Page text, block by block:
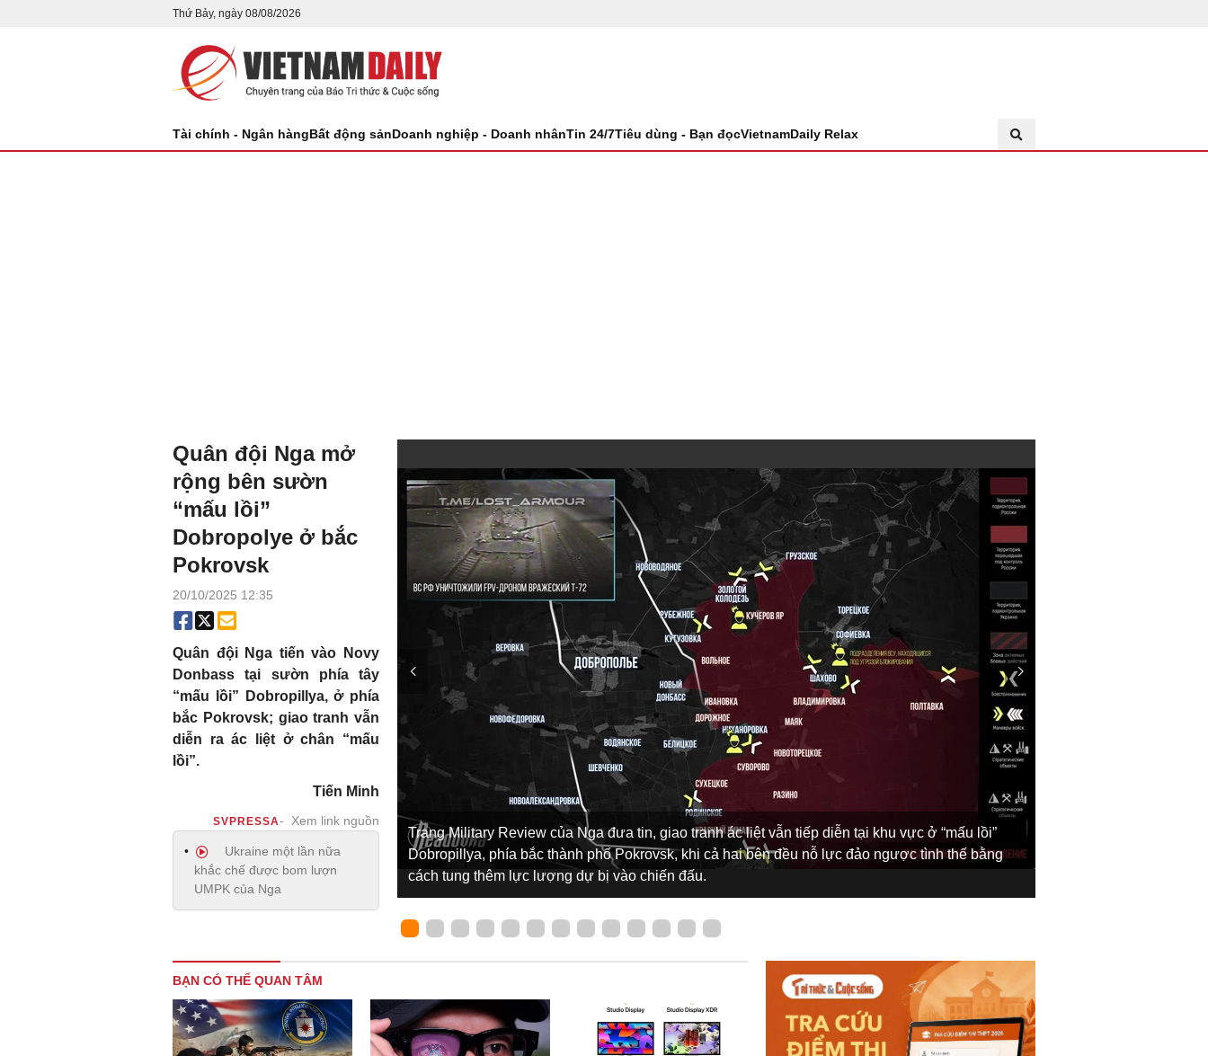
Thứ Bảy, ngày 08/08/2026
Tài chính - Ngân hàngBất động sảnDoanh nghiệp - Doanh nhânTin 24/7Tiêu dùng - Bạn đọcVietnamDaily Relax
Quân đội Nga mở
rộng bên sườn
“mấu lồi”
Dobropolye ở bắc
Pokrovsk
20/10/2025 12:35
Quân đội Nga tiến vào Novy
Donbass tại sườn phía tây
“mấu lồi” Dobropillya, ở phía
bắc Pokrovsk; giao tranh vẫn
diễn ra ác liệt ở chân “mấu
lồi”.
Tiến Minh
SVPRESSA Xem link nguồn
Ukraine một lần nữa
khắc chế được bom lượn
UMPK của Nga
Trang Military Review của Nga đưa tin, giao tranh ác liệt vẫn tiếp diễn tại khu vực ở “mấu lồi”
Dobropillya, phía bắc thành phố Pokrovsk, khi cả hai bên đều nỗ lực đảo ngược tình thế bằng
cách tung thêm lực lượng dự bị vào chiến đấu.
BẠN CÓ THỂ QUAN TÂM